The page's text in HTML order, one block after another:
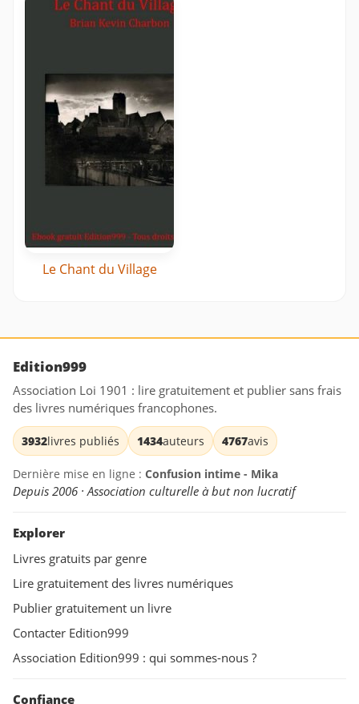
Le Chant du Village
Edition999
Association Loi 1901 : lire gratuitement et publier sans frais
des livres numériques francophones.
3932livres publiés 1434auteurs 4767avis
Dernière mise en ligne : Confusion intime - Mika
Depuis 2006 · Association culturelle à but non lucratif
Explorer
Livres gratuits par genre
Lire gratuitement des livres numériques
Publier gratuitement un livre
Contacter Edition999
Association Edition999 : qui sommes-nous ?
Confiance